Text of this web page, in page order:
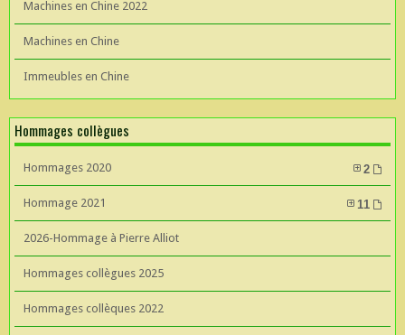
Machines en Chine 2022
Machines en Chine
Immeubles en Chine
Hommages collègues
Hommages 2020 2
Hommage 2021 11
2026-Hommage à Pierre Alliot
Hommages collègues 2025
Hommages collèques 2022